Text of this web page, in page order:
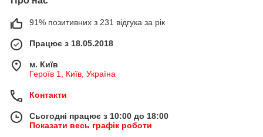
91% позитивних з 231 відгука за рік
Працює з 18.05.2018
м. Київ
Героїв 1, Київ, Україна
Контакти
Сьогодні працює з 10:00 до 18:00
Показати весь графік роботи